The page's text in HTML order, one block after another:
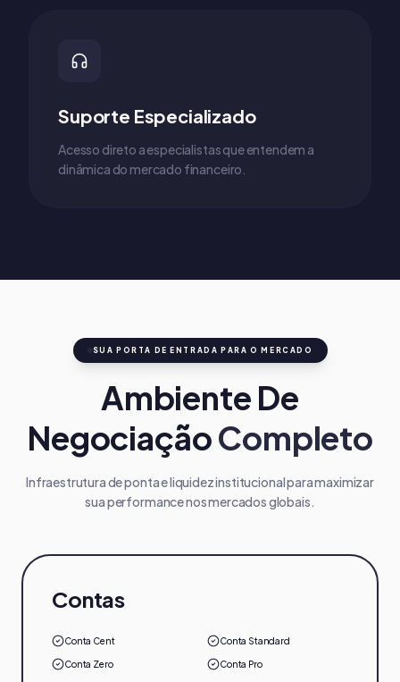
Suporte Especializado
Acesso direto a especialistas que entendem a
dinâmica do mercado financeiro.
SUA PORTA DE ENTRADA PARA O MERCADO
Ambiente De
NegociaçãoCompleto
Infraestrutura de ponta e liquidez institucional para maximizar
sua performance nos mercados globais.
Contas
Conta Cent Conta Standard
Conta Zero Conta Pro